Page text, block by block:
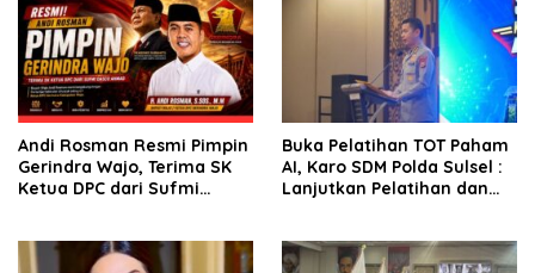
Andi Rosman Resmi Pimpin
Gerindra Wajo, Terima SK
Ketua DPC dari Sufmi
Buka Pelatihan TOT Paham
AI, Karo SDM Polda Sulsel :
Lanjutkan Pelatihan dan